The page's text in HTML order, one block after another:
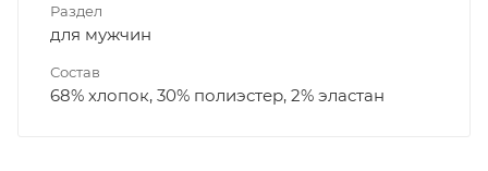
Раздел
для мужчин
Состав
68% хлопок, 30% полиэстер, 2% эластан